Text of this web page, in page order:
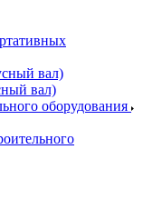
вал)
вал)
оборудования